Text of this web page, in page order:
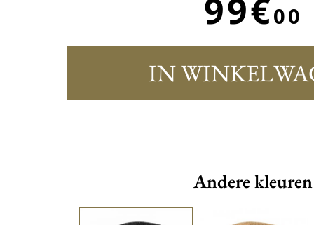
99€00
IN
Andere kleuren